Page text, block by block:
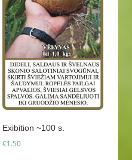
Exibition ~100 s.
€1.50